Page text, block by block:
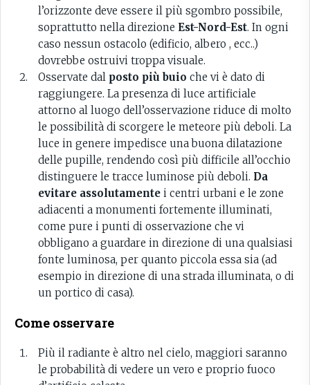
l’orizzonte deve essere il più sgombro possibile,
soprattutto nella direzione Est-Nord-Est. In ogni
caso nessun ostacolo (edificio, albero , ecc..)
dovrebbe ostruivi troppa visuale.
Osservate dal posto più buio che vi è dato di
raggiungere. La presenza di luce artificiale
attorno al luogo dell’osservazione riduce di molto
le possibilità di scorgere le meteore più deboli. La
luce in genere impedisce una buona dilatazione
delle pupille, rendendo così più difficile all’occhio
distinguere le tracce luminose più deboli. Da
evitare assolutamentei centri urbani e le zone
adiacenti a monumenti fortemente illuminati,
come pure i punti di osservazione che vi
obbligano a guardare in direzione di una qualsiasi
fonte luminosa, per quanto piccola essa sia (ad
esempio in direzione di una strada illuminata, o di
un portico di casa).
Come osservare
Più il radiante è altro nel cielo, maggiori saranno
le probabilità di vedere un vero e proprio fuoco